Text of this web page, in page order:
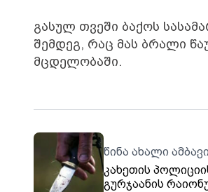
გასულ თვეში ბაქოს
შემდეგ, რაც მას ბრალი
მცდელობაში.
წინა ახალი ამბავი
კახეთის
გურჯაანის